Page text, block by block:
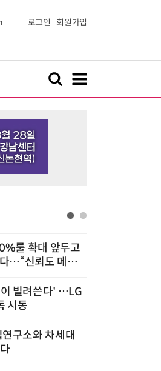
로그인 회원가입
룰 확대 앞두고
…“신뢰도 메리
빌려쓴다' …LG
시동
구소와 차세대